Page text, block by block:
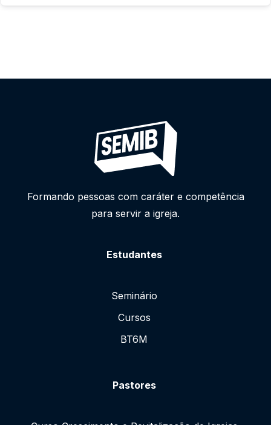
Formando pessoas com caráter e competência
para servir a igreja.
Estudantes
Seminário
Cursos
BT6M
Pastores